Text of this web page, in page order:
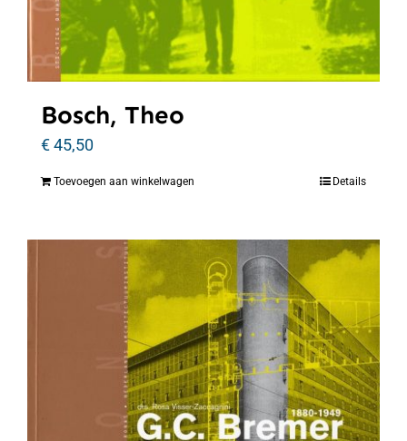
Bosch, Theo
€45,50
Toevoegen aan winkelwagen Details